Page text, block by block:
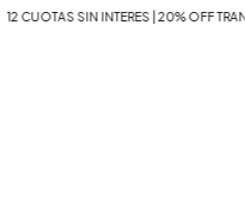
12 CUOTAS SIN INTERES | 20% OFF